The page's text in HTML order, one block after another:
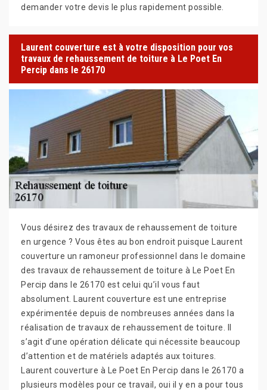
demander votre devis le plus rapidement possible.
Laurent couverture est à votre disposition pour vos
travaux de rehaussement de toiture à Le Poet En
Percip dans le 26170
Vous désirez des travaux de rehaussement de toiture
en urgence ? Vous êtes au bon endroit puisque Laurent
couverture un ramoneur professionnel dans le domaine
des travaux de rehaussement de toiture à Le Poet En
Percip dans le 26170 est celui qu’il vous faut
absolument. Laurent couverture est une entreprise
expérimentée depuis de nombreuses années dans la
réalisation de travaux de rehaussement de toiture. Il
s’agit d’une opération délicate qui nécessite beaucoup
d’attention et de matériels adaptés aux toitures.
Laurent couverture à Le Poet En Percip dans le 26170 a
plusieurs modèles pour ce travail, oui il y en a pour tous